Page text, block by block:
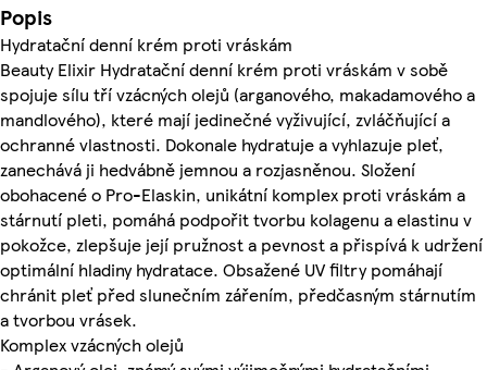
Popis
Hydratační denní krém proti vráskám
Beauty Elixir Hydratační denní krém proti vráskám v sobě
spojuje sílu tří vzácných olejů (arganového, makadamového a
mandlového), které mají jedinečné vyživující, zvláčňující a
ochranné vlastnosti. Dokonale hydratuje a vyhlazuje pleť,
zanechává ji hedvábně jemnou a rozjasněnou. Složení
obohacené o Pro-Elaskin, unikátní komplex proti vráskám a
stárnutí pleti, pomáhá podpořit tvorbu kolagenu a elastinu v
pokožce, zlepšuje její pružnost a pevnost a přispívá k udržení
optimální hladiny hydratace. Obsažené UV filtry pomáhají
chránit pleť před slunečním zářením, předčasným stárnutím
a tvorbou vrásek.
Komplex vzácných olejů